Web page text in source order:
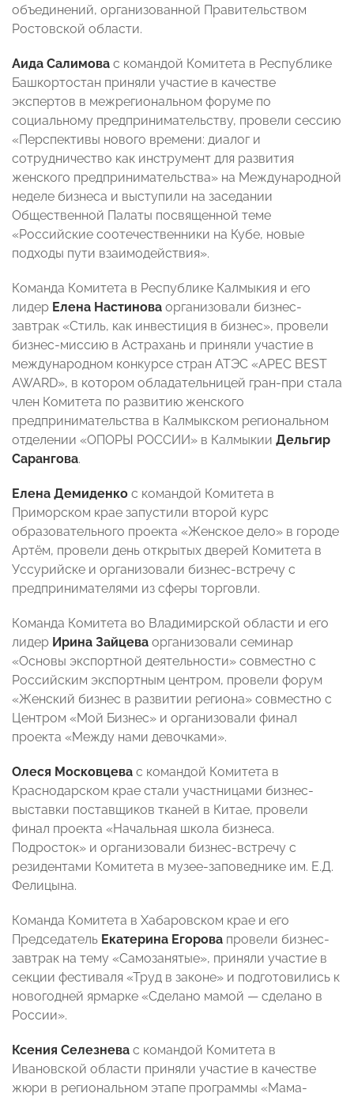
объединений, организованной Правительством
Ростовской области.
Аида Салимова с командой Комитета в Республике
Башкортостан приняли участие в качестве
экспертов в межрегиональном форуме по
социальному предпринимательству, провели сессию
«Перспективы нового времени: диалог и
сотрудничество как инструмент для развития
женского предпринимательства» на Международной
неделе бизнеса и выступили на заседании
Общественной Палаты посвященной теме
«Российские соотечественники на Кубе, новые
подходы пути взаимодействия».
Команда Комитета в Республике Калмыкия и его
лидер Елена Настинова организовали бизнес-
завтрак «Стиль, как инвестиция в бизнес», провели
бизнес-миссию в Астрахань и приняли участие в
международном конкурсе стран АТЭС «APEC BEST
AWARD», в котором обладательницей гран-при стала
член Комитета по развитию женского
предпринимательства в Калмыкском региональном
отделении «ОПОРЫ РОССИИ» в Калмыкии Дельгир
Сарангова.
Елена Демиденко с командой Комитета в
Приморском крае запустили второй курс
образовательного проекта «Женское дело» в городе
Артём, провели день открытых дверей Комитета в
Уссурийске и организовали бизнес-встречу с
предпринимателями из сферы торговли.
Команда Комитета во Владимирской области и его
лидер Ирина Зайцева организовали семинар
«Основы экспортной деятельности» совместно с
Российским экспортным центром, провели форум
«Женский бизнес в развитии региона» совместно с
Центром «Мой Бизнес» и организовали финал
проекта «Между нами девочками».
Олеся Московцева с командой Комитета в
Краснодарском крае стали участницами бизнес-
выставки поставщиков тканей в Китае, провели
финал проекта «Начальная школа бизнеса.
Подросток» и организовали бизнес-встречу с
резидентами Комитета в музее-заповеднике им. Е.Д.
Фелицына.
Команда Комитета в Хабаровском крае и его
Председатель Екатерина Егорова провели бизнес-
завтрак на тему «Самозанятые», приняли участие в
секции фестиваля «Труд в законе» и подготовились к
новогодней ярмарке «Сделано мамой — сделано в
России».
Ксения Селезнева с командой Комитета в
Ивановской области приняли участие в качестве
жюри в региональном этапе программы «Мама-